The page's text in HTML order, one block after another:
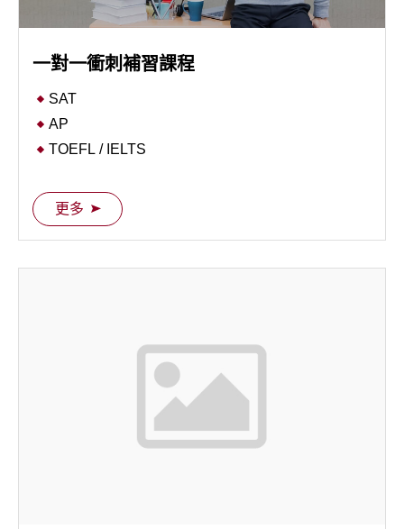
一對一衝刺補習課程
SAT
AP
TOEFL / IELTS
Art Portfolio
Personal Research / Project
更多